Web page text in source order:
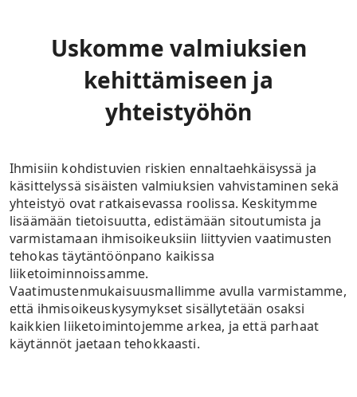
Uskomme valmiuksien
kehittämiseen ja
yhteistyöhön
Ihmisiin kohdistuvien riskien ennaltaehkäisyssä ja
käsittelyssä sisäisten valmiuksien vahvistaminen sekä
yhteistyö ovat ratkaisevassa roolissa. Keskitymme
lisäämään tietoisuutta, edistämään sitoutumista ja
varmistamaan ihmisoikeuksiin liittyvien vaatimusten
tehokas täytäntöönpano kaikissa
liiketoiminnoissamme.
Vaatimustenmukaisuusmallimme avulla varmistamme,
että ihmisoikeuskysymykset sisällytetään osaksi
kaikkien liiketoimintojemme arkea, ja että parhaat
käytännöt jaetaan tehokkaasti.